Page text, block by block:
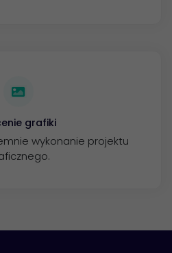
grafiki
wykonanie projektu